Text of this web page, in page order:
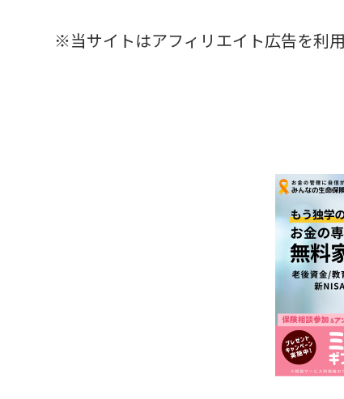
※当サイトはアフィリエイト広告を利用